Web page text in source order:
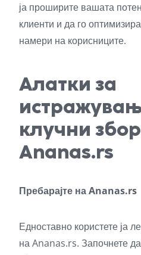
ја проширите вашата
клиенти и да го
намери на корисниците.
Алатки за
клучни
Ananas.rs
Пребарајте на Ananas.rs
Едноставно користете ја
на Ananas.rs. Започнете